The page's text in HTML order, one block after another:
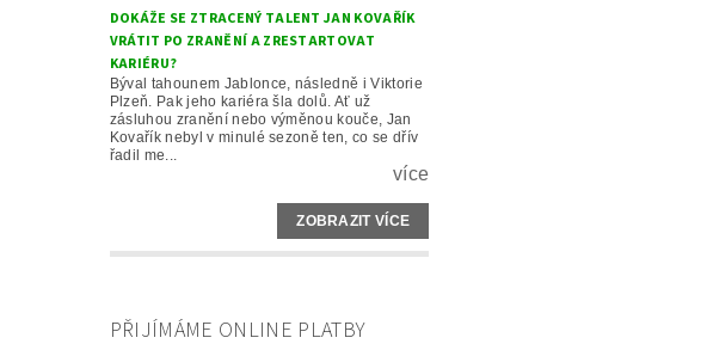
DOKÁŽE SE ZTRACENÝ TALENT JAN KOVAŘÍK
VRÁTIT PO ZRANĚNÍ A ZRESTARTOVAT
KARIÉRU?
Býval tahounem Jablonce, následně i Viktorie
Plzeň. Pak jeho kariéra šla dolů. Ať už
zásluhou zranění nebo výměnou kouče, Jan
Kovařík nebyl v minulé sezoně ten, co se dřív
řadil me...
více
ZOBRAZIT VÍCE
PŘIJÍMÁME ONLINE PLATBY